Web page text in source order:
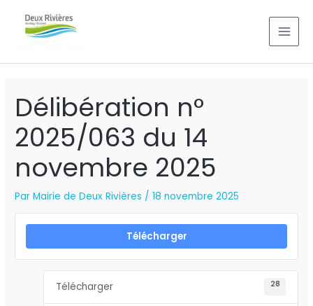
Délibération n°
2025/063 du 14
novembre 2025
ParMairie de Deux Rivières /18 novembre 2025
Télécharger
Télécharger 28